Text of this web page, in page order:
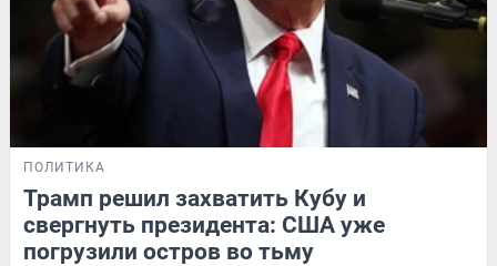
ПОЛИТИКА
Трамп решил захватить Кубу и
свергнуть президента: США уже
погрузили остров во тьму